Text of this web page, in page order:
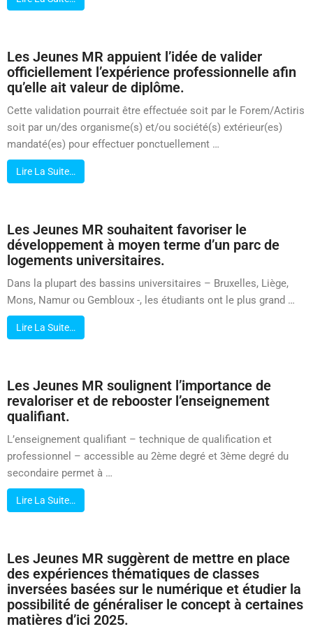
Les Jeunes MR appuient l’idée de valider
officiellement l’expérience professionnelle afin
qu’elle ait valeur de diplôme.
Cette validation pourrait être effectuée soit par le Forem/Actiris
soit par un/des organisme(s) et/ou société(s) extérieur(es)
mandaté(es) pour effectuer ponctuellement …
Lire La Suite…
Les Jeunes MR souhaitent favoriser le
développement à moyen terme d’un parc de
logements universitaires.
Dans la plupart des bassins universitaires – Bruxelles, Liège,
Mons, Namur ou Gembloux -, les étudiants ont le plus grand …
Lire La Suite…
Les Jeunes MR soulignent l’importance de
revaloriser et de rebooster l’enseignement
qualifiant.
L’enseignement qualifiant – technique de qualification et
professionnel – accessible au 2ème degré et 3ème degré du
secondaire permet à …
Lire La Suite…
Les Jeunes MR suggèrent de mettre en place
des expériences thématiques de classes
inversées basées sur le numérique et étudier la
possibilité de généraliser le concept à certaines
matières d’ici 2025.